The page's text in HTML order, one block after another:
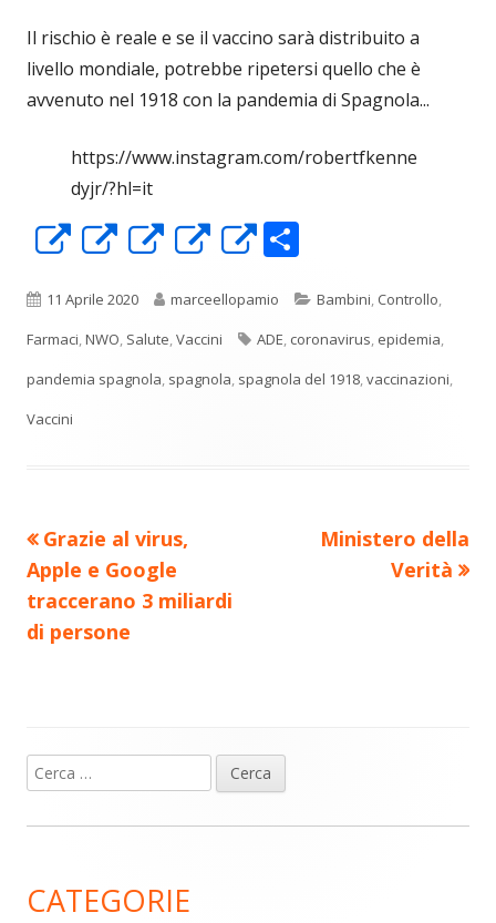
Il rischio è reale e se il vaccino sarà distribuito a
livello mondiale, potrebbe ripetersi quello che è
avvenuto nel 1918 con la pandemia di Spagnola...
https://www.instagram.com/robertfkenne
dyjr/?hl=it
Apre
una
nuova
finestra
Apre
una
nuova
finestra
Apre
una
nuova
finestra
Apre
una
nuova
finestra
Apre
una
nuova
finestra
n
di
vi
Pubblicato
11 Aprile 2020 Autore
marceellopamio Categorie
Bambini, Controllo,
Farmaci,NWO, Salute,Vaccini Tag
ADE, coronavirus, epidemia,
pandemia spagnola, spagnola, spagnola del 1918,vaccinazioni,
Vaccini
Navigazione
articoli
Precedente
articolo:
Grazie al virus,
Apple e Google
traccerano 3 miliardi
di persone
Nuovo
articolo:
Ministero della
Verità
Barra
laterale
Ricerca
per:
CATEGORIE